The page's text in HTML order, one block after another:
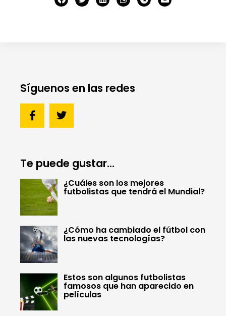
Síguenos en las redes
Te puede gustar...
¿Cuáles son los mejores
futbolistas que tendrá el Mundial?
¿Cómo ha cambiado el fútbol con
las nuevas tecnologías?
Estos son algunos futbolistas
famosos que han aparecido en
películas